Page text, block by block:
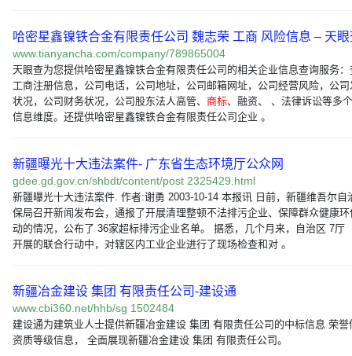
哈密星鑫镍铁合金有限责任公司 魏志荣 工商 风险信息 – 天眼
www.tianyancha.com/company/789865004
天眼查为您提供哈密星鑫镍铁合金有限责任公司的相关企业信息查询服务：
工商注册信息，公司电话，公司地址，公司邮箱网址，公司经营风险，公司
状况，公司财务状况，公司股东法人高管、 商标、融资、 、法律诉讼等多
信息维度。还提供哈密星鑫镍铁合金有限责任公司企业 。
新疆曝光十大违法案件- 广东省生态环境厅公众网
gdee.gd.gov.cn/shbdt/content/post 2325429.html
新疆曝光十大违法案件. 作者:谢勇 2003-10-14 本报讯 日前，新疆维吾尔自
保局召开新闻发布会，通报了开展清理整顿不法排污企业、保障群众健康环
动的情况，公布了 36家超标排污企业名单。 据悉，几个月来，自治区 7厅
开展的联合行动中，对辖区内工业企业进行了现场检查和对 。
新疆冶金建设 集团 有限责任公司-建设通
www.cbi360.net/hhb/sg 1502484
建设通为建筑业人士提供新疆冶金建设 集团 有限责任公司的中标信息 荣誉
资质等级信息， 全面展现新疆冶金建设 集团 有限责任公司。